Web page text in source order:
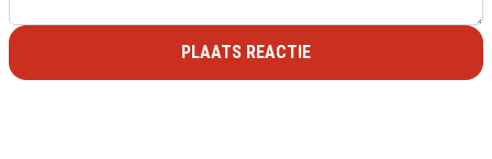
PLAATS REACTIE